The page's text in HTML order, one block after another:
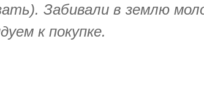
Забивали в землю
к покупке.